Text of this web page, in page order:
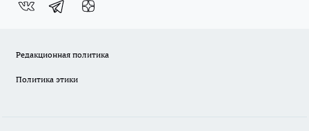
Редакционная политика
Политика этики